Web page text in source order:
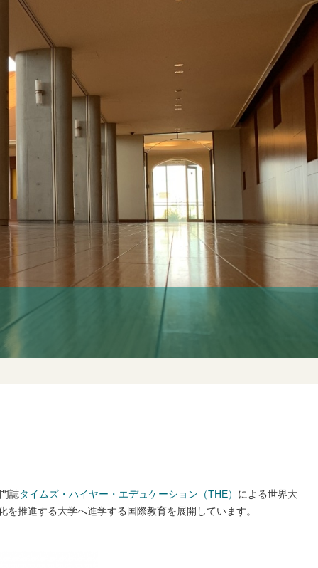
誌タイムズ・ハイヤー・エデュケーション（THE） による世界大
推進する大学へ進学する国際教育を展開しています。